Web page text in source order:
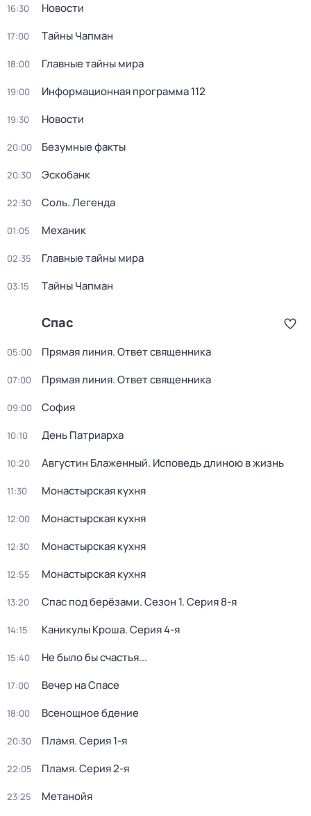
16:30 Новости
17:00 Тaйны Чапман
18:00 Главные тайны мира
19:00 Информационная программа 112
19:30 Новости
20:00 Безумные факты
20:30 Эскобанк
22:30 Соль. Легенда
01:05 Механик
02:35 Главные тайны мира
03:15 Тaйны Чапман
Спас
05:00 Прямая линия. Ответ священника
07:00 Прямая линия. Ответ священника
09:00 София
10:10 День Патриарха
10:20 Августин Блаженный. Исповедь длиною в жизнь
11:30 Монастырская кухня
12:00 Монастырская кухня
12:30 Монастырская кухня
12:55 Монастырская кухня
13:20 Спас под берёзами. Сезон 1. Серия 8-я
14:15 Каникулы Кроша. Серия 4-я
15:40 Не было бы счастья...
17:00 Вечер на Спасе
18:00 Всенощное бдение
20:30 Пламя. Серия 1-я
22:05 Пламя. Серия 2-я
23:25 Метанойя